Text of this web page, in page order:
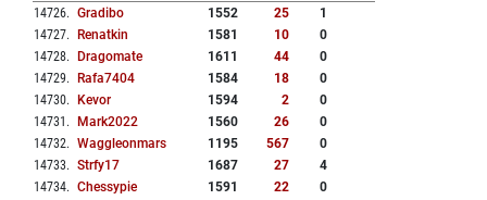
14726. Gradibo 1552 25
1
14727. Renatkin 1581 10
0
14728. Dragomate 1611 44
0
14729. Rafa7404 1584 18
0
14730. Kevor 1594 2
0
14731 . Mark2022 1560 26
0
14732. Waggleonmars 1195 567
0
14733. Strfy17 1687 27
4
14734. Chessypie 1591 22
0